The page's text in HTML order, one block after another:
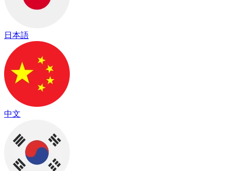
日本語
中文